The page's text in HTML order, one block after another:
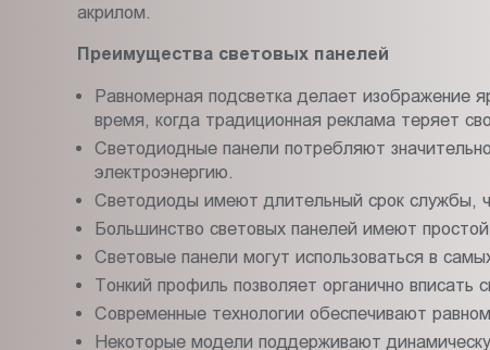
акрилом.
Преимущества световых панелей
Равномерная подсветка делает изображение
время, когда традиционная реклама теряет
Светодиодные панели потребляют
электроэнергию.
Светодиоды имеют длительный срок службы,
Большинство световых панелей имеют
Световые панели могут использоваться в
Тонкий профиль позволяет органично вписать
Современные технологии обеспечивают
Некоторые модели поддерживают